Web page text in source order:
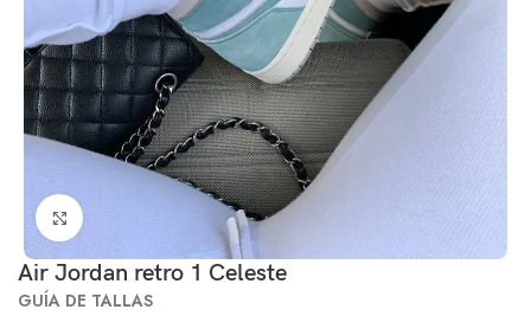
Air Jordan retro 1 Celeste
GUÍA DE TALLAS